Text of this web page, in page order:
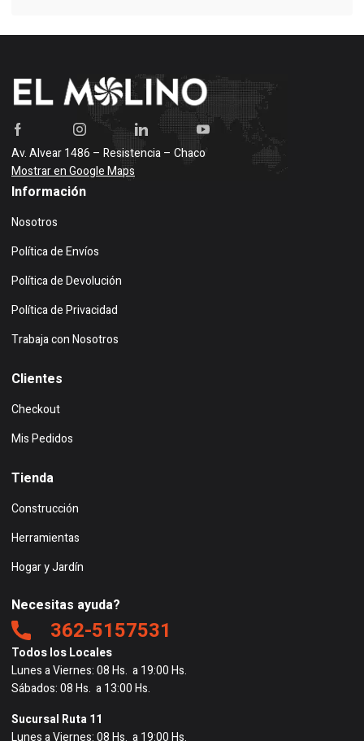
Av. Alvear 1486 – Resistencia – Chaco
Mostrar en Google Maps
Información
Nosotros
Política de Envíos
Política de Devolución
Política de Privacidad
Trabaja con Nosotros
Clientes
Checkout
Mis Pedidos
Tienda
Construcción
Herramientas
Hogar y Jardín
Necesitas ayuda?
362-5157531
Todos los Locales
Lunes a Viernes: 08 Hs. a 19:00 Hs.
Sábados: 08 Hs. a 13:00 Hs.
Sucursal Ruta 11
Lunes a Viernes: 08 Hs. a 19:00 Hs.